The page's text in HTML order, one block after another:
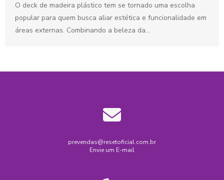
O deck de madeira plástico tem se tornado uma escolha
popular para quem busca aliar estética e funcionalidade em
áreas externas. Combinando a beleza da...
prevendas@resetoficial.com.br
Envie um E-mail